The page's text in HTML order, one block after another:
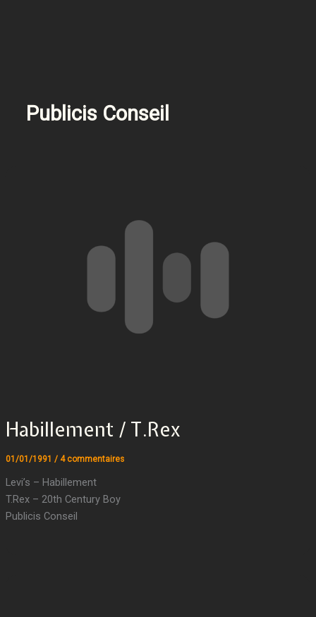
Publicis Conseil
Habillement / T.Rex
01/01/1991 / 4 commentaires
Levi’s – Habillement
T.Rex – 20th Century Boy
Publicis Conseil